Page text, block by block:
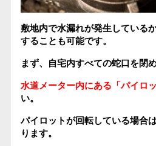
敷地内で水漏れが発生している
することも可能です。
まず、自宅内すべての蛇口を閉め
水道メーター内にある「パイロ
い。
パイロットが回転している場合
ります。